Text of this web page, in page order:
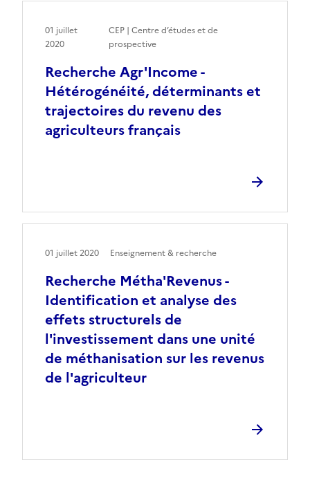
Recherche Agr'Income -
Hétérogénéité, déterminants et
trajectoires du revenu des
agriculteurs français
01 juillet
2020
CEP | Centre d’études et de
prospective
Recherche Métha'Revenus -
Identification et analyse des
effets structurels de
l'investissement dans une unité
de méthanisation sur les revenus
de l'agriculteur
01 juillet 2020 Enseignement & recherche